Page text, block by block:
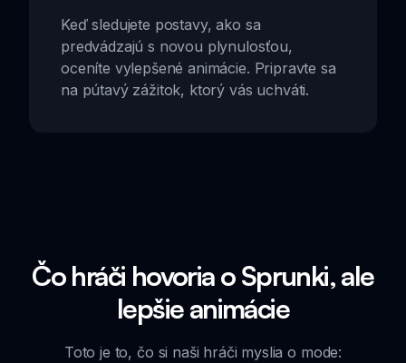
Keď sledujete postavy, ako sa
predvádzajú s novou plynulosťou,
oceníte vylepšené animácie. Pripravte sa
na pútavý zážitok, ktorý vás uchváti.
Čo hráči hovoria o Sprunki, ale
lepšie animácie
Toto je to, čo si naši hráči myslia o mode: